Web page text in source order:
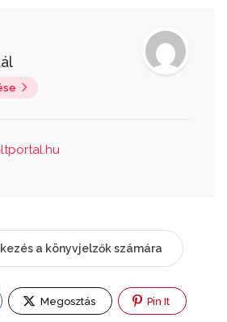
a könyvjelzők számára
Megosztás Pin It